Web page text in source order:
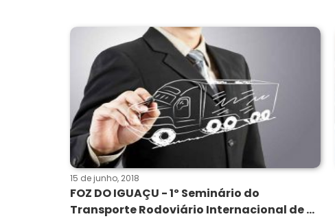
15 de junho, 2018
FOZ DO IGUAÇU - 1º Seminário do
Transporte Rodoviário Internacional de ...